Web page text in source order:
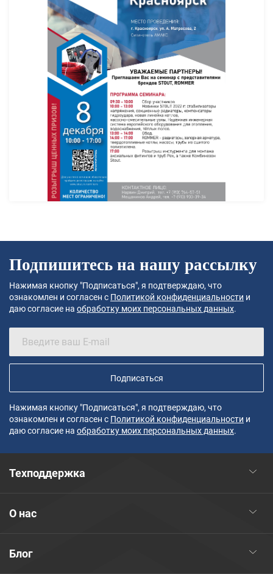
Подпишитесь на нашу рассылку
Нажимая кнопку "Подписаться", я подтверждаю, что
ознакомлен и согласен с Политикой конфиденциальности и
даю согласие на обработку моих персональных данных.
Подписаться
Нажимая кнопку "Подписаться", я подтверждаю, что
ознакомлен и согласен с Политикой конфиденциальности и
даю согласие на обработку моих персональных данных.
Блог
О нас
Техподдержка